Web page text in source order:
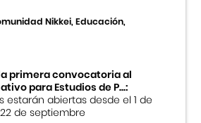
Nikkei, Educación,
la primera convocatoria al
para Estudios de P...:
estarán abiertas desde el 1 de
de septiembre